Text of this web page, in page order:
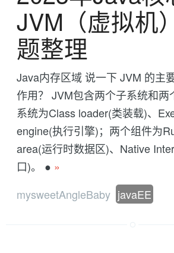
JVM（虚拟机
题整理
Java内存区域 说一下 JVM 的主
作用？ JVM包含两个子系统和两
系统为Class loader(类装载)、
engine(执行引擎)；两个组件为
area(运行时数据区)、Native
口)。 ● »
mysweetAngleBaby javaEE